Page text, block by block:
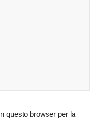
questo browser per la